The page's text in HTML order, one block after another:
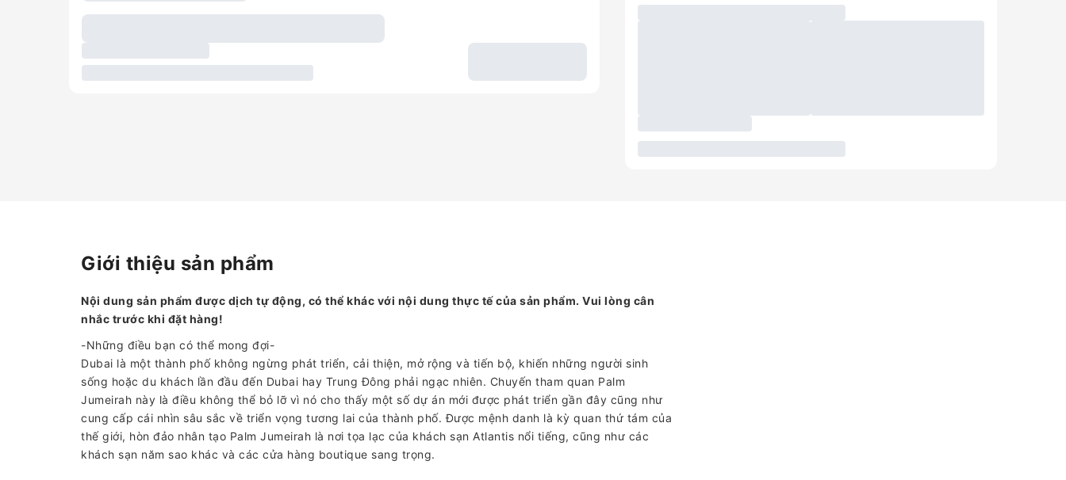
Giới thiệu sản phẩm
Nội dung sản phẩm được dịch tự động, có thể khác với nội dung thực tế của sản phẩm. Vui lòng cân
nhắc trước khi đặt hàng!
-Những điều bạn có thể mong đợi-
Dubai là một thành phố không ngừng phát triển, cải thiện, mở rộng và tiến bộ, khiến những người sinh
sống hoặc du khách lần đầu đến Dubai hay Trung Đông phải ngạc nhiên. Chuyến tham quan Palm
Jumeirah này là điều không thể bỏ lỡ vì nó cho thấy một số dự án mới được phát triển gần đây cũng như
cung cấp cái nhìn sâu sắc về triển vọng tương lai của thành phố. Được mệnh danh là kỳ quan thứ tám của
thế giới, hòn đảo nhân tạo Palm Jumeirah là nơi tọa lạc của khách sạn Atlantis nổi tiếng, cũng như các
khách sạn năm sao khác và các cửa hàng boutique sang trọng.